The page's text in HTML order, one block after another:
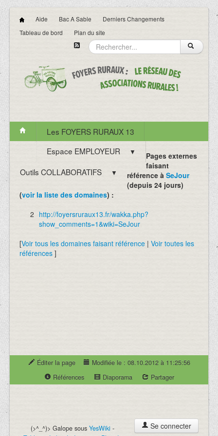
Aide Bac A Sable
Derniers Changements
Tableau de bord
Plan du site
Les FOYERS RURAUX 13
Espace EMPLOYEUR
▼
Outils COLLABORATIFS ▼
Pages externes
faisant
référence à SeJour
(depuis 24 jours)
(voir la liste des domaines) :
2 http://foyersruraux13.fr/wakka.php?
show_comments=1&wiki=SeJour
[Voir tous les domaines faisant référence | Voir toutes les
références ]
Éditer la page
Modifiée le : 08.10.2012 à 11:25:56
Références
Diaporama Partager
Se connecter
(>^_^)> Galope sous YesWiki -